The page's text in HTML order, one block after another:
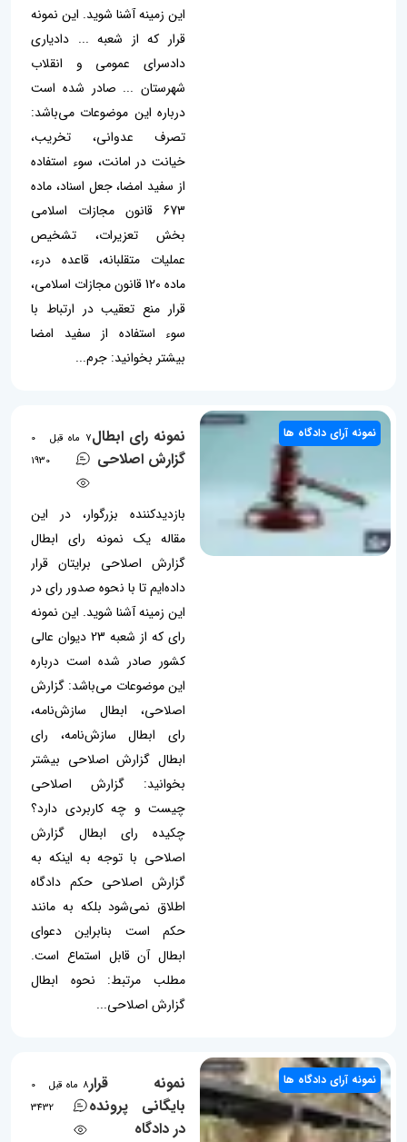
این زمینه آشنا شوید. این نمونه
قرار که از شعبه ... دادیاری
دادسرای عمومی و انقلاب
شهرستان ... صادر شده است
درباره این موضوعات می‌باشد:
تصرف عدوانی، تخریب،
خیانت در امانت، سوء استفاده
از سفید امضا، جعل اسناد، ماده
673 قانون مجازات اسلامی
بخش تعزیرات، تشخیص
عملیات متقلبانه، قاعده درء،
ماده 120 قانون مجازات اسلامی،
قرار منع تعقیب در ارتباط با
سوء استفاده از سفید امضا
بیشتر بخوانید: جرم...
نمونه آرای دادگاه ها
نمونه رای ابطال
گزارش اصلاحی
7 ماه قبل
0
1930
بازدیدکننده بزرگوار، در این
مقاله یک نمونه رای ابطال
گزارش اصلاحی برایتان قرار
داده‌ایم تا با نحوه صدور رای در
این زمینه آشنا شوید. این نمونه
رای که از شعبه 23 دیوان عالی
کشور صادر شده است درباره
این موضوعات می‌باشد: گزارش
اصلاحی، ابطال سازش‌نامه،
رای ابطال سازش‌نامه، رای
ابطال گزارش اصلاحی بیشتر
بخوانید: گزارش اصلاحی
چیست و چه کاربردی دارد؟
چکیده رای ابطال گزارش
اصلاحی با توجه به اینکه به
گزارش اصلاحی حکم دادگاه
اطلاق نمی‌شود بلکه به مانند
حکم است بنابراین دعوای
ابطال آن قابل استماع است.
مطلب مرتبط: نحوه ابطال
گزارش اصلاحی...
نمونه آرای دادگاه ها
نمونه قرار
بایگانی پرونده
در دادگاه
8 ماه قبل
0
3432